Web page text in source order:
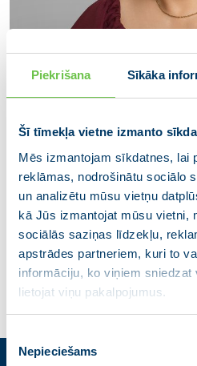
Piekrišana Sīkāka
Šī tīmekļa vietne izmanto
Mēs izmantojam sīkdatnes, lai
reklāmas, nodrošinātu sociālo
un analizētu mūsu vietņu
kā Jūs izmantojat mūsu vietni,
sociālās saziņas līdzekļu,
apstrādes partneriem, kuri to
informāciju, ko viņiem
lietojat viņu pakalpojumus.
Piekrišanas
izvēle
Nepieciešams
Vita Broka
Ķekavas novada